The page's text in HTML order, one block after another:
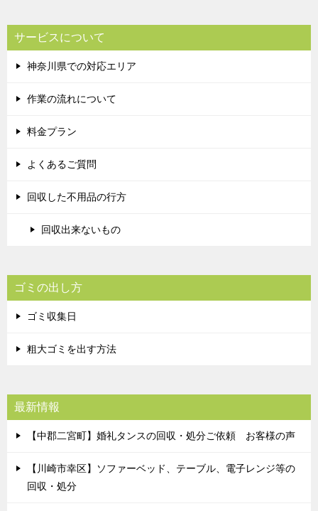
サービスについて
神奈川県での対応エリア
作業の流れについて
料金プラン
よくあるご質問
回収した不用品の行方
回収出来ないもの
ゴミの出し方
ゴミ収集日
粗大ゴミを出す方法
最新情報
【中郡二宮町】婚礼タンスの回収・処分ご依頼 お客様の声
【川崎市幸区】ソファーベッド、テーブル、電子レンジ等の
回収・処分